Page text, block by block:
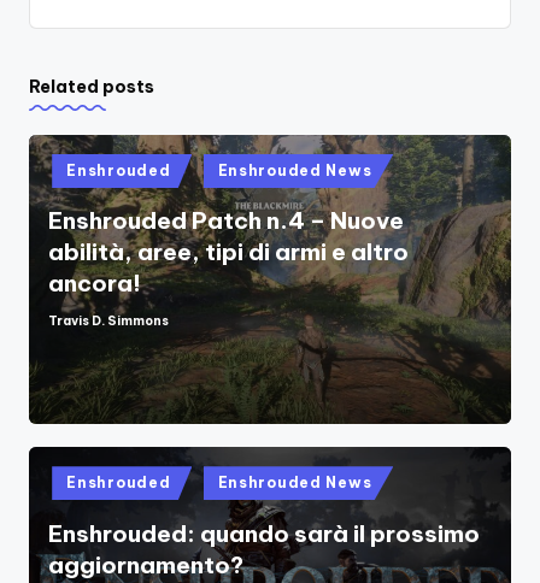
Related posts
Posted
in
Enshrouded Enshrouded News
Enshrouded Patch n.4 – Nuove
abilità, aree, tipi di armi e altro
ancora!
Posted
Travis D. Simmons
Posted
in
Enshrouded Enshrouded News
Enshrouded: quando sarà il prossimo
aggiornamento?